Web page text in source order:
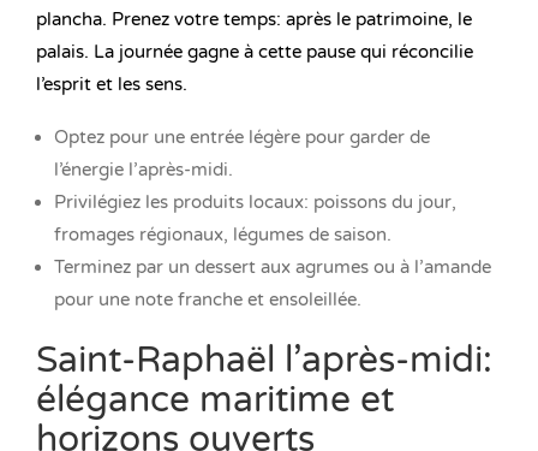
plancha. Prenez votre temps: après le patrimoine, le
palais. La journée gagne à cette pause qui réconcilie
l’esprit et les sens.
Optez pour une entrée légère pour garder de
l’énergie l’après-midi.
Privilégiez les produits locaux: poissons du jour,
fromages régionaux, légumes de saison.
Terminez par un dessert aux agrumes ou à l’amande
pour une note franche et ensoleillée.
Saint-Raphaël l’après-midi:
élégance maritime et
horizons ouverts